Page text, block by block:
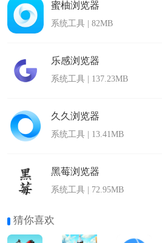
蜜柚浏览器
系统工具 | 82MB
乐感浏览器
系统工具 | 137.23MB
久久浏览器
系统工具 | 13.41MB
黑莓浏览器
系统工具 | 72.95MB
猜你喜欢